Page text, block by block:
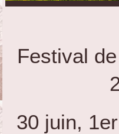
Festival
30 juin,